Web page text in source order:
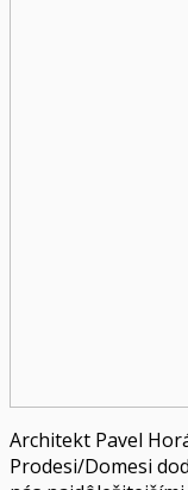
Architekt Pavel
Prodesi/Domesi